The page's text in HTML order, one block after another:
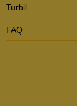
Turbil
FAQ